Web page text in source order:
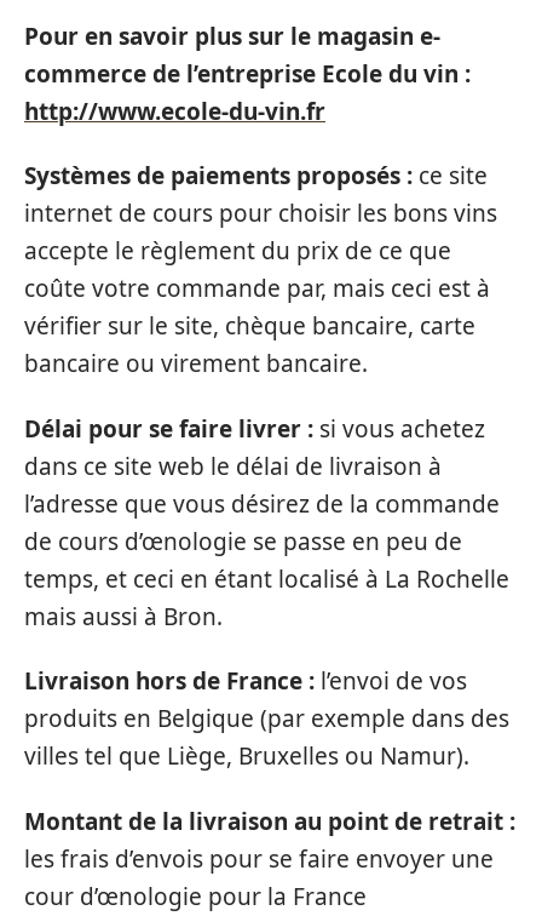
Pour en savoir plus sur le magasin e-
commerce de l’entreprise Ecole du vin :
http://www.ecole-du-vin.fr
Systèmes de paiements proposés : ce site
internet de cours pour choisir les bons vins
accepte le règlement du prix de ce que
coûte votre commande par, mais ceci est à
vérifier sur le site, chèque bancaire, carte
bancaire ou virement bancaire.
Délai pour se faire livrer : si vous achetez
dans ce site web le délai de livraison à
l’adresse que vous désirez de la commande
de cours d’œnologie se passe en peu de
temps, et ceci en étant localisé à La Rochelle
mais aussi à Bron.
Livraison hors de France : l’envoi de vos
produits en Belgique (par exemple dans des
villes tel que Liège, Bruxelles ou Namur).
Montant de la livraison au point de retrait :
les frais d’envois pour se faire envoyer une
cour d’œnologie pour la France